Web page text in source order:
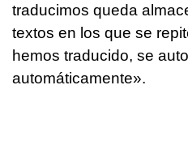
traducimos queda
textos en los que se
hemos traducido, se
automáticamente».